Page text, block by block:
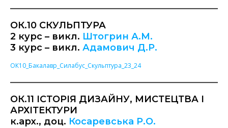
ОК.10 СКУЛЬПТУРА
2 курс – викл. Штогрин А.М.
3 курс – викл. Адамович Д.Р.
ОК10_Бакалавр_Силабус_Скульптура_23_24
ОК.11 ІСТОРІЯ ДИЗАЙНУ, МИСТЕЦТВА І
АРХІТЕКТУРИ
к.арх., доц. Косаревська Р.О.